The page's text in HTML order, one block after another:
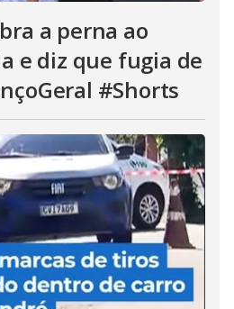
a perna ao
e diz que fugia de
#Shorts